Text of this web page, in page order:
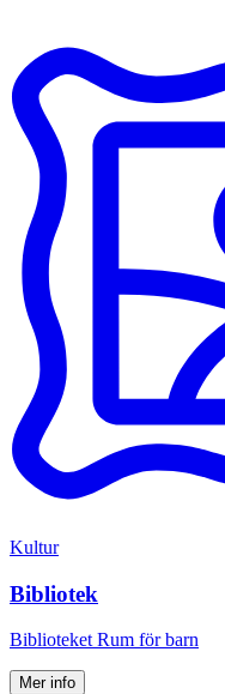
Kultur
Bibliotek
Biblioteket Rum för barn
Mer info